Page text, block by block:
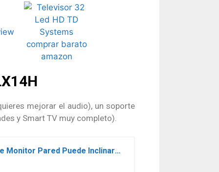
mejorar el audio), un soporte
y Smart TV muy completo).
Perlegear Soporte TV Pared de 10-30 Pulgadas, Soporte TV de hasta 20kg, Soporte Monitor Pared Puede Inclinarse, Girarse, Extenderse y Rotarse, VESA 100x100mm/75x75mm/50x50mm, PGXSF1-E